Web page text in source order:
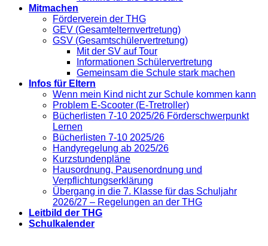
Mitmachen
Förderverein der THG
GEV (Gesamtelternvertretung)
GSV (Gesamtschülervertretung)
Mit der SV auf Tour
Informationen Schülervertretung
Gemeinsam die Schule stark machen
Infos für Eltern
Wenn mein Kind nicht zur Schule kommen kann
Problem E-Scooter (E-Tretroller)
Bücherlisten 7-10 2025/26 Förderschwerpunkt
Lernen
Bücherlisten 7-10 2025/26
Handyregelung ab 2025/26
Kurzstundenpläne
Hausordnung, Pausenordnung und
Verpflichtungserklärung
Übergang in die 7. Klasse für das Schuljahr
2026/27 – Regelungen an der THG
Leitbild der THG
Schulkalender